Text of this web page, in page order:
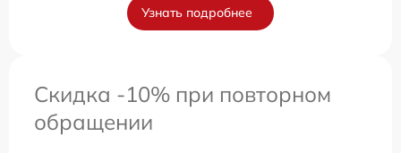
Узнать подробнее
Скидка -10% при повторном
обращении